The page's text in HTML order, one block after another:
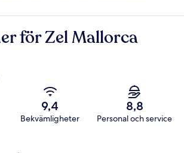
för Zel Mallorca
9,4
Bekvämligheter
8,8
Personal och service